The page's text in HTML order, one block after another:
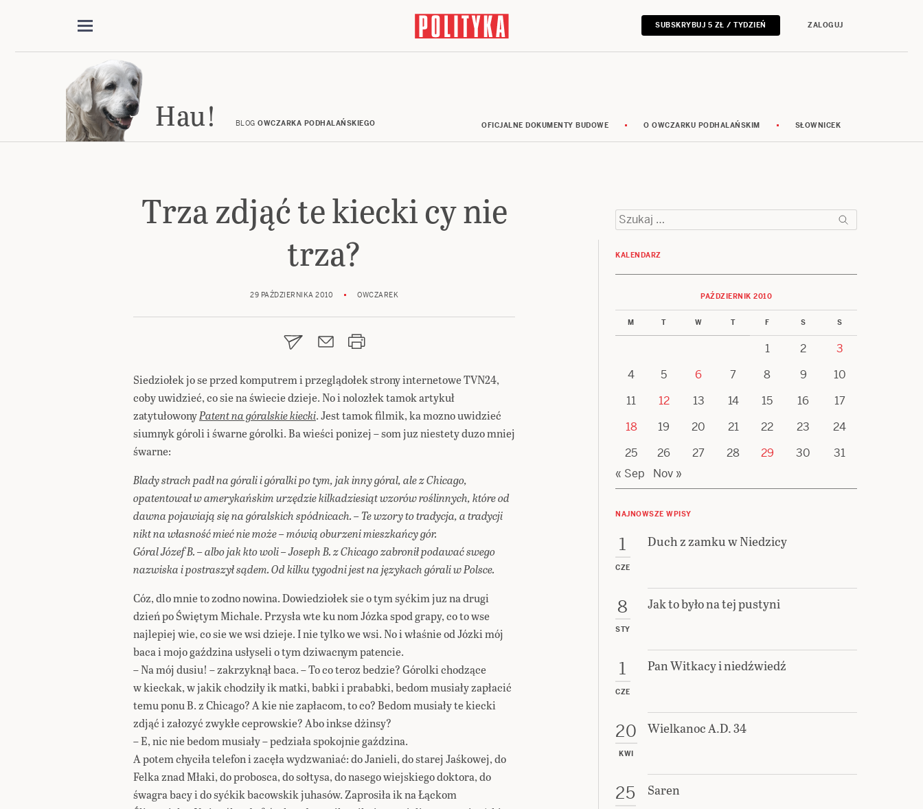
SUBSKRYBUJ 5 ZŁ / TYDZIEŃ ZALOGUJ
Hau! BLOG OWCZARKA PODHALAŃSKIEGO OFICJALNE DOKUMENTY BUDOWE O OWCZARKU PODHALAŃSKIM SŁOWNICEK
Trza zdjąć te kiecki cy nie
trza?
29 PAŹDZIERNIKA 2010 OWCZAREK
Siedziołek jo se przed komputrem i przeglądołek strony internetowe TVN24,
coby uwidzieć, co sie na świecie dzieje. No i nolozłek tamok artykuł
zatytułowonyPatent na góralskie kiecki. Jest tamok filmik, ka mozno uwidzieć
siumnyk góroli i śwarne górolki. Ba wieści ponizej – som juz niestety duzo mniej
śwarne:
Blady strach padł na górali i góralki po tym, jak inny góral, ale z Chicago,
opatentował w amerykańskim urzędzie kilkadziesiąt wzorów roślinnych, które od
dawna pojawiają się na góralskich spódnicach. – Te wzory to tradycja, a tradycji
nikt na własność mieć nie może – mówią oburzeni mieszkańcy gór.
Góral Józef B. – albo jak kto woli – Joseph B. z Chicago zabronił podawać swego
nazwiska i postraszył sądem. Od kilku tygodni jest na językach górali w Polsce.
Cóz, dlo mnie to zodno nowina. Dowiedziołek sie o tym syćkim juz na drugi
dzień po Świętym Michale. Przysła wte ku nom Józka spod grapy, co to wse
najlepiej wie, co sie we wsi dzieje. I nie tylko we wsi. No i właśnie od Józki mój
baca i mojo gaździna usłyseli o tym dziwacnym patencie.
– Na mój dusiu! – zakrzyknął baca. – To co teroz bedzie? Górolki chodzące
w kieckak, w jakik chodziły ik matki, babki i prababki, bedom musiały zapłacić
temu ponu B. z Chicago? A kie nie zapłacom, to co? Bedom musiały te kiecki
zdjąć i załozyć zwykłe ceprowskie? Abo inkse dżinsy?
– E, nic nie bedom musiały – pedziała spokojnie gaździna.
A potem chyciła telefon i zacęła wydzwaniać: do Janieli, do starej Jaśkowej, do
Felka znad Młaki, do probosca, do sołtysa, do nasego wiejskiego doktora, do
śwagra bacy i do syćkik bacowskik juhasów. Zaprosiła ik na Łąckom
Szukaj:
KALENDARZ
PAŹDZIERNIK 2010
M T W T F S S
1 2
3
4
5 6 7 8 9
10
11
12 13 14 15 16
17
18
19 20 21 22 23
24
25
26 27 28 29 30
31
« Sep
Nov »
NAJNOWSZE WPISY
1
CZE
Duch z zamku w Niedzicy
8
STY
Jak to było na tej pustyni
1
CZE
Pan Witkacy i niedźwiedź
20
KWI
Wielkanoc A.D. 34
25 Saren